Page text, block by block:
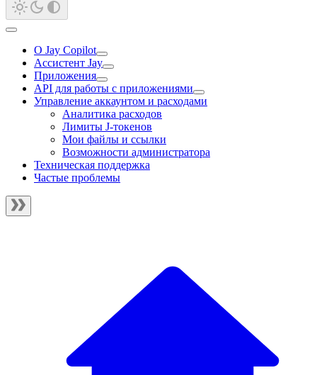
О Jay Copilot
Ассистент Jay
Приложения
API для работы с приложениями
Управление аккаунтом и расходами
Аналитика расходов
Лимиты J-токенов
Мои файлы и ссылки
Возможности администратора
Техническая поддержка
Частые проблемы